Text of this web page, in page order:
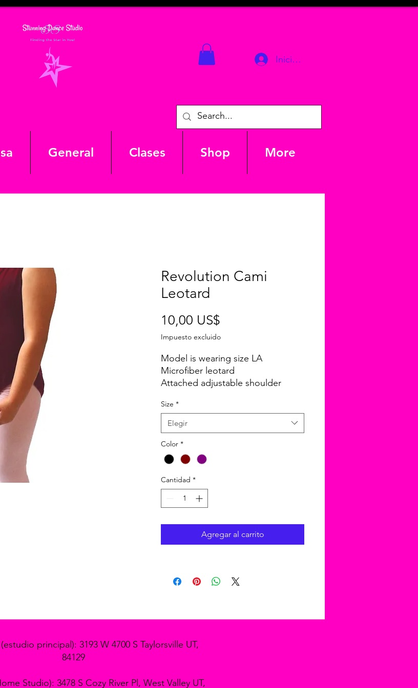
Iniciar sesión
General Clases Shop More
Revolution Cami
Leotard
10,00 US$
Impuesto excluido
Model is wearing size LA
Microfiber leotard
Attached adjustable shoulder
Shelf bra in adult sizes
Front-lined in child sizes
Size *
Elegir
Color *
Cantidad *
Agregar al carrito
principal): 3193 W 4700 S Taylorsville UT,
84129
Studio): 3478 S Cozy River Pl, West Valley UT,